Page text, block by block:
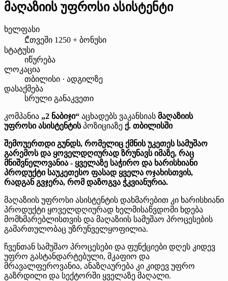
მაღაზიის უფროსი ასისტენტი
ხელფასი
₾თვეში 1250 + ბონუსი
სტატუსი
იწურება
ლოკაცია
თბილისი · ადგილზე
დასაქმება
სრული განაკვეთი
კომპანია „2 ნაბიჯი“ აცხადებს ვაკანსიას მაღაზიის
უფროსი ასისტენტისპოზიციაზე ქ. თბილისში
შემოუერთდი გუნდს, რომელიც ქმნის უკეთეს სამუშაო
გარემოს და ყოველდღიურად ზრუნავს იმაზე, რაც
მნიშვნელოვანია - ყველაზე საჭირო და ხარისხიანი
პროდუქტი საუკეთესო ფასად ყველა ოჯახისთვის,
რადგან გვჯერა, რომ დაზოგვა ჭკვიანურია.
მაღაზიის უფროსი ასისტენტის დახმარებით კი ხარისხიანი
პროდუქტი ყოველდღიურად ხელმისაწვდომი ხდება
მომხმარებლისთვის და მაღაზიის სამუშაო პროცესების
გამართულობაც უზრუნველყოფილია.
ჩვენთან სამუშაო პროცესები და ფუნქციები დღეს კიდევ
უფრო გასტანდარტებული, მკაფიო და
მრავალფეროვანია, ანაზღაურება კი კიდევ უფრო
გაზრდილი და სექტორში ყველაზე მაღალი.